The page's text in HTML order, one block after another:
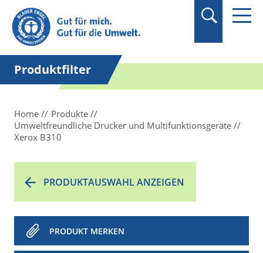
Suchbegriff in
Anführungszeichen
setzen.
Produktfilter
Home
Produkte
Umweltfreundliche Drucker und Multifunktionsgeräte
Xerox B310
PRODUKTAUSWAHL ANZEIGEN
PRODUKT MERKEN